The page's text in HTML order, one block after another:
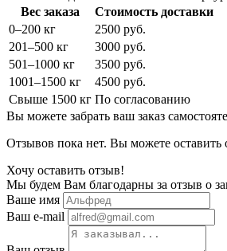
Вес заказа
Стоимость доставки
0–200 кг
2500 руб.
201–500 кг
3000 руб.
501–1000 кг
3500 руб.
1001–1500 кг
4500 руб.
Свыше 1500 кг По согласованию
Вы можете забрать ваш заказ
Отзывов пока нет. Вы можете оставить
Хочу оставить отзыв!
Мы будем Вам благодарны за отзыв о
Ваше имя
Ваш e-mail